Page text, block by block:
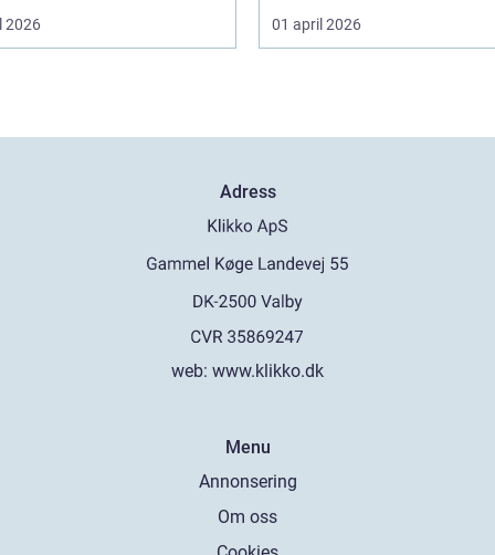
2026 01 april 2026
Adress
web: www.klikko.dk
Menu
Annonsering
Om oss